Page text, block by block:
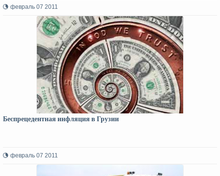
февраль 07 2011
Беспрецедентная инфляция в Грузии
февраль 07 2011